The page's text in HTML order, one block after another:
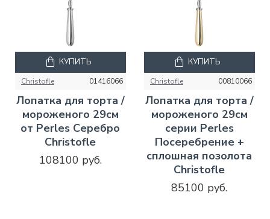
Christofle 01416066
Лопатка для торта /
мороженого 29см
от Perles Серебро
Christofle
108100 руб.
КУПИТЬ
Christofle 00810066
Лопатка для торта /
мороженого 29см
серии Perles
Посеребрение +
сплошная позолота
Christofle
85100 руб.
КУПИТЬ